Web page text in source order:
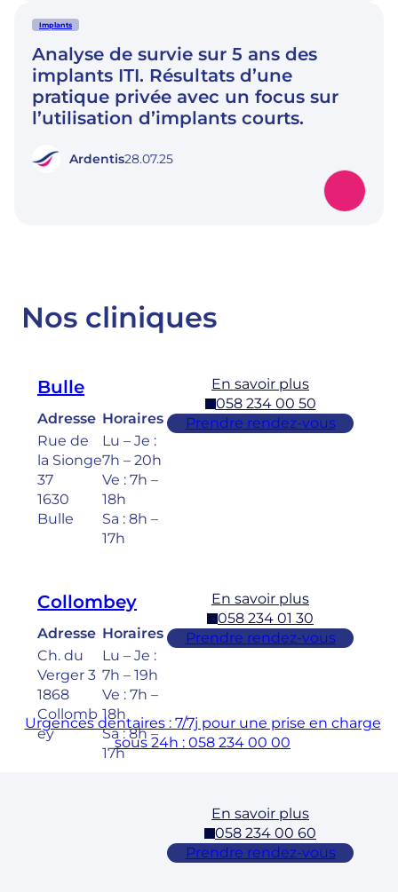
Implants
Analyse de survie sur 5 ans des
implants ITI. Résultats d’une
pratique privée avec un focus sur
l’utilisation d’implants courts.
Ardentis28.07.25
Nos cliniques
Bulle
Adresse
Rue de
la Sionge
37
1630
Bulle
Horaires
Lu – Je :
7h – 20h
Ve : 7h –
18h
Sa : 8h –
17h
En savoir plus
058 234 00 50
Prendre rendez-vous
Collombey
Adresse
Ch. du
Verger 3
1868
Collomb
ey
Horaires
Lu – Je :
7h – 19h
Ve : 7h –
18h
Sa : 8h –
17h
En savoir plus
058 234 01 30
Prendre rendez-vous
En savoir plus
058 234 00 60
Prendre rendez-vous
Urgences dentaires : 7/7j pour une prise en charge
sous 24h : 058 234 00 00